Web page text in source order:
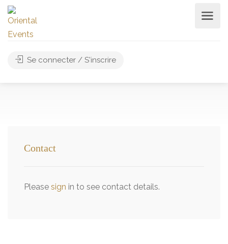
Se connecter / S'inscrire
Contact
Please sign in to see contact details.